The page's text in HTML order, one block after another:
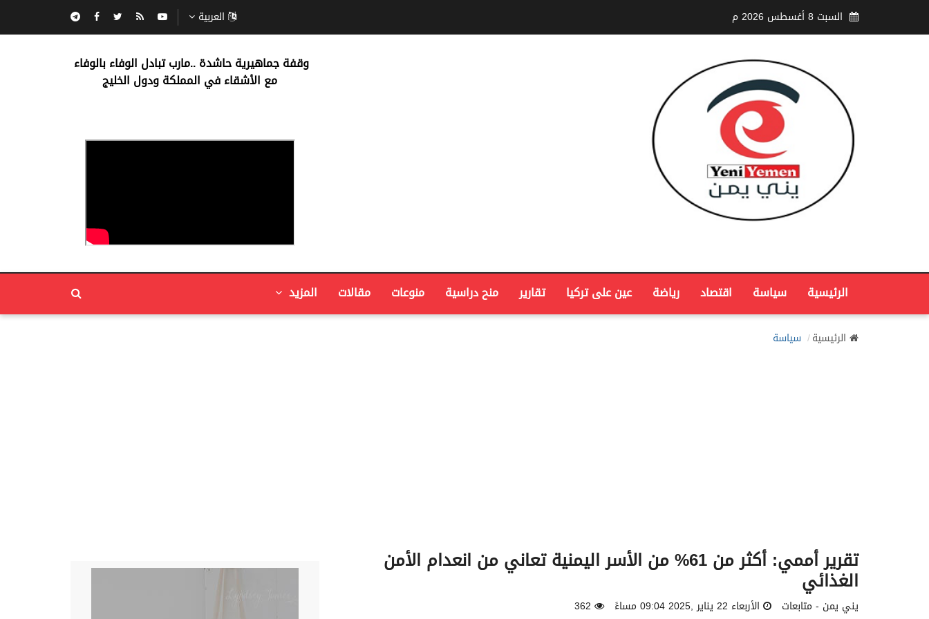
السبت 8 أغسطس 2026 م العربية
‏وقفة جماهيرية حاشدة ..مارب ‏تبادل الوفاء بالوفاء ‏
مع الأشقاء في المملكة ودول الخليج
الرئيسية سياسة اقتصاد رياضة عين على تركيا تقارير منح دراسية منوعات مقالات المزيد
الرئيسية سياسة
تقرير أممي: أكثر من 61% من الأسر اليمنية تعاني من انعدام الأمن
الغذائي
يني يمن - متابعات الأربعاء 22 يناير ,2025 09:04 مساءً 362